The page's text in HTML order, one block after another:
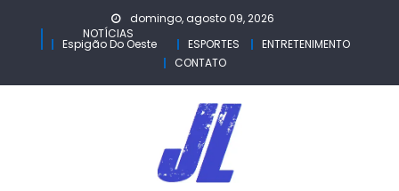
content
domingo, agosto 09, 2026
NOTÍCIAS
Espigão Do Oeste ESPORTES
ENTRETENIMENTO
CONTATO